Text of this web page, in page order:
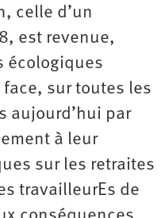
celle d’un
est revenue,
écologiques
sur toutes les
aujourd’hui par
à leur
sur les retraites
travailleurEs de